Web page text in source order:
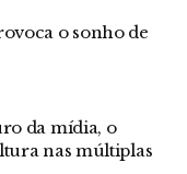
o sonho de
da mídia, o
nas múltiplas